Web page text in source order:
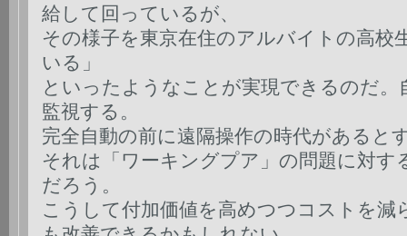
給して回っているが、
その様子を東京在住のアルバイトの高校
いる」
といったようなことが実現できるのだ。
監視する。
完全自動の前に遠隔操作の時代があると
それは「ワーキングプア」の問題に対す
だろう。
こうして付加価値を高めつつコストを減